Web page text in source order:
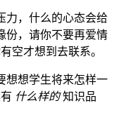
力，什么的心态会给
份，请你不要再爱情
空才想到去联系。
想想学生将来怎样一
什么样的知识品